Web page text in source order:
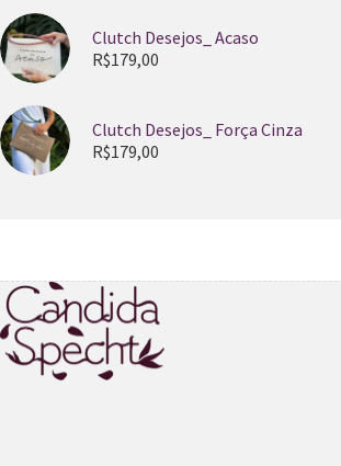
Clutch Desejos_ Acaso
R$179,00
Clutch Desejos_ Força Cinza
R$179,00